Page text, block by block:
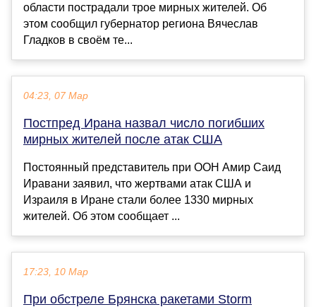
области пострадали трое мирных жителей. Об
этом сообщил губернатор региона Вячеслав
Гладков в своём те...
04:23, 07 Мар
Постпред Ирана назвал число погибших
мирных жителей после атак США
Постоянный представитель при ООН Амир Саид
Иравани заявил, что жертвами атак США и
Израиля в Иране стали более 1330 мирных
жителей. Об этом сообщает ...
17:23, 10 Мар
При обстреле Брянска ракетами Storm